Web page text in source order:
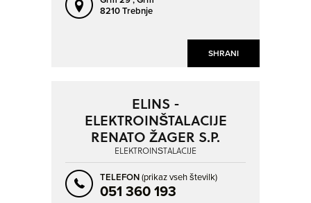
SHRANI
8210 Trebnje
ELINS -
ELEKTROINŠTALACIJE
RENATO ŽAGER S.P.
ELEKTROINŠTALACIJE
TELEFON(prikaz vseh številk)
051 360 193